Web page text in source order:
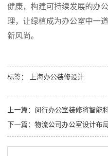
健康，构建可持续发展的办
理，让绿植成为办公室中一
新风尚。
标签： 上海办公装修设计
上一篇： 闵行办公室装修将智能
下一篇： 物流公司办公室设计布